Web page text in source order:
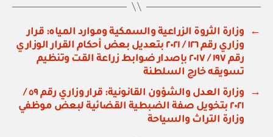
←
وزارة الثروة الزراعية والسمكية وموارد المياه: قرار
وزاري رقم ١٢٦ / ٢٠٢١ بتعديل بعض أحكام القرار الوزاري
رقم ١٩٧ / ٢٠١٧ بإصدار ضوابط زراعة القت وتنظيم
تسويقه خارج السلطنة
→
وزارة العدل والشؤون القانونية: قرار وزاري رقم ٥٩ /
٢٠٢١ بتخويل صفة الضبطية القضائية لبعض موظفي
وزارة التراث والسياحة